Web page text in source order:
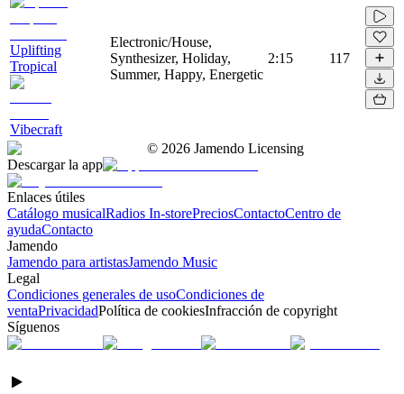
Uplifting
Tropical
Vibecraft
Electronic/House,
Synthesizer, Holiday,
Summer, Happy, Energetic
2:15 117
© 2026 Jamendo Licensing
Descargar la app
Enlaces útiles
Catálogo musicalRadios In-storePreciosContactoCentro de
ayudaContacto
Jamendo
Jamendo para artistasJamendo Music
Legal
Condiciones generales de usoCondiciones de
ventaPrivacidadPolítica de cookiesInfracción de copyright
Síguenos